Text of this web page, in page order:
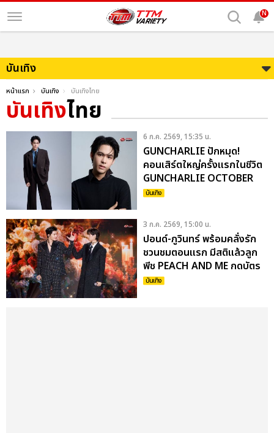
N
บันเทิง
หน้าแรก บันเทิง บันเทิงไทย
บันเทิงไทย
6 ก.ค. 2569, 15:35 น.
GUNCHARLIE ปักหมุด!
คอนเสิร์ตใหญ่ครั้งแรกในชีวิต
GUNCHARLIE OCTOBER
THEORY CONCERT 17
บันเทิง
3 ก.ค. 2569, 15:00 น.
ปอนด์-ภูวินทร์ พร้อมคลั่งรัก
ชวนชมตอนแรก มีสติแล้วลูก
พีช PEACH AND ME กดบัตร
พรุ่งนี้ 4 ก.ค.
บันเทิง